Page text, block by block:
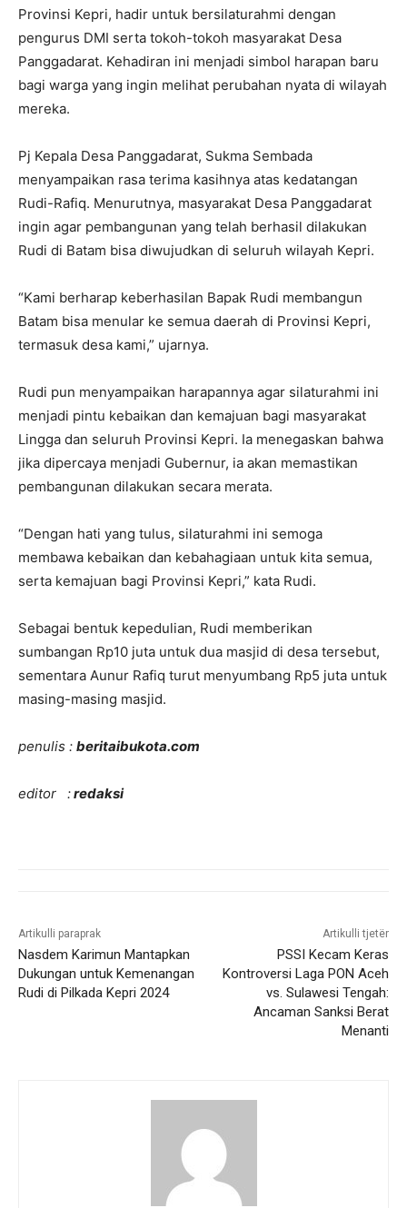
Provinsi Kepri, hadir untuk bersilaturahmi dengan
pengurus DMI serta tokoh-tokoh masyarakat Desa
Panggadarat. Kehadiran ini menjadi simbol harapan baru
bagi warga yang ingin melihat perubahan nyata di wilayah
mereka.
Pj Kepala Desa Panggadarat, Sukma Sembada
menyampaikan rasa terima kasihnya atas kedatangan
Rudi-Rafiq. Menurutnya, masyarakat Desa Panggadarat
ingin agar pembangunan yang telah berhasil dilakukan
Rudi di Batam bisa diwujudkan di seluruh wilayah Kepri.
“Kami berharap keberhasilan Bapak Rudi membangun
Batam bisa menular ke semua daerah di Provinsi Kepri,
termasuk desa kami,” ujarnya.
Rudi pun menyampaikan harapannya agar silaturahmi ini
menjadi pintu kebaikan dan kemajuan bagi masyarakat
Lingga dan seluruh Provinsi Kepri. Ia menegaskan bahwa
jika dipercaya menjadi Gubernur, ia akan memastikan
pembangunan dilakukan secara merata.
“Dengan hati yang tulus, silaturahmi ini semoga
membawa kebaikan dan kebahagiaan untuk kita semua,
serta kemajuan bagi Provinsi Kepri,” kata Rudi.
Sebagai bentuk kepedulian, Rudi memberikan
sumbangan Rp10 juta untuk dua masjid di desa tersebut,
sementara Aunur Rafiq turut menyumbang Rp5 juta untuk
masing-masing masjid.
penulis : beritaibukota.com
editor :redaksi
Artikulli paraprak
Nasdem Karimun Mantapkan
Dukungan untuk Kemenangan
Rudi di Pilkada Kepri 2024
Artikulli tjetër
PSSI Kecam Keras
Kontroversi Laga PON Aceh
vs. Sulawesi Tengah:
Ancaman Sanksi Berat
Menanti